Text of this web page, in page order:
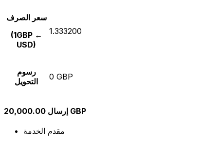
سعر الصرف
(1GBP ←
USD)
1.333200
رسوم
التحويل
0 GBP
إرسال 20,000.00 GBP
مقدم الخدمة